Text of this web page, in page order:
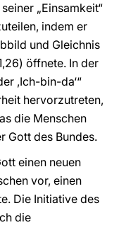
„Einsamkeit“
indem er
und Gleichnis
öffnete. In der
,Ich-bin-da‘“
hervorzutreten,
die Menschen
Gott des Bundes.
einen neuen
vor, einen
Die Initiative des
die